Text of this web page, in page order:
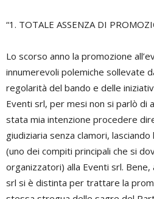
“1. TOTALE ASSENZA DI
Lo scorso anno la promozione
innumerevoli polemiche sollevate
regolarità del bando e delle
Eventi srl, per mesi non si parlò di
stata mia intenzione procedere
giudiziaria senza clamori,
(uno dei compiti principali che si
organizzatori) alla Eventi srl. Bene,
srl si è distinta per trattare la